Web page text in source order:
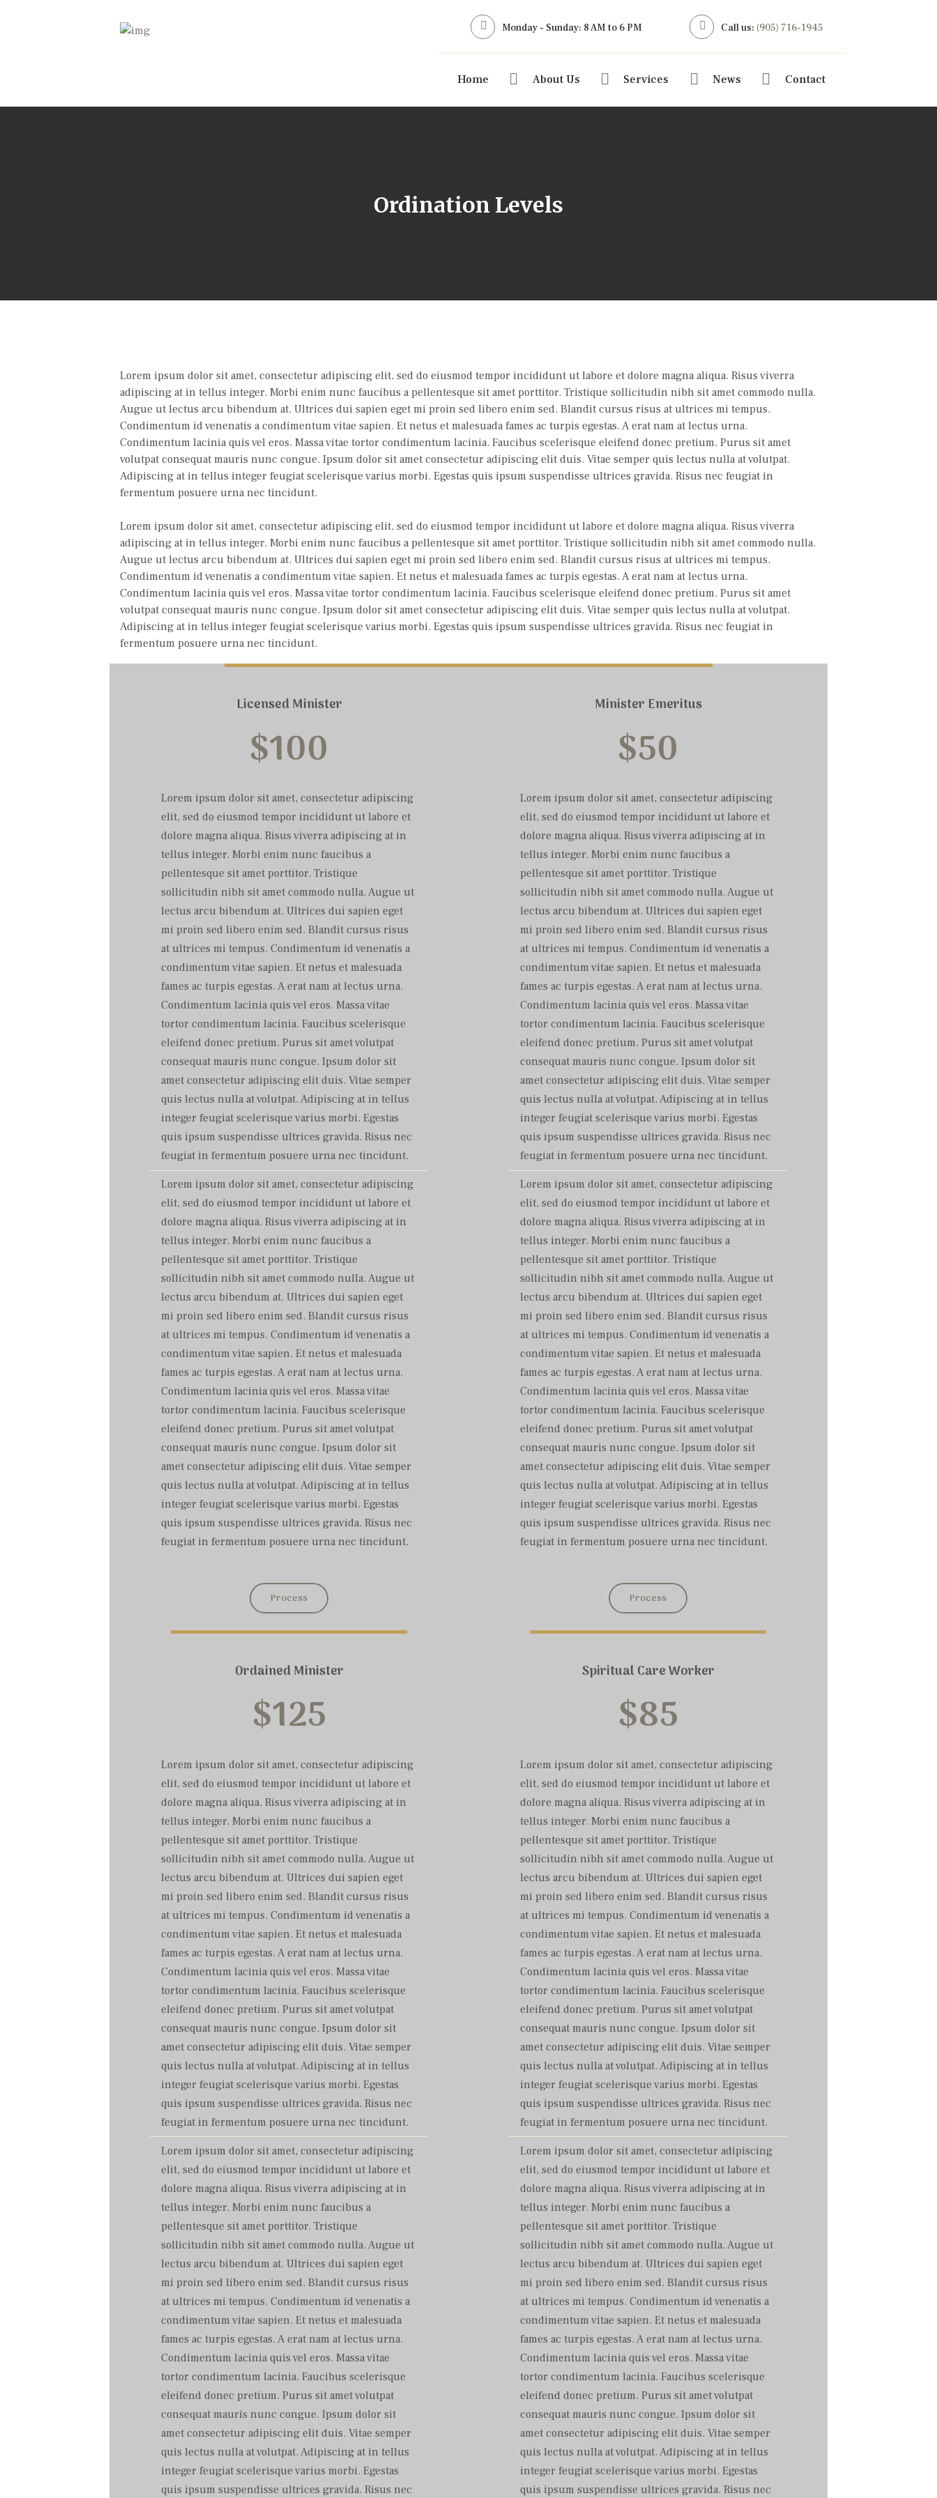
Call us: (905) 716-1945
Monday - Sunday: 8 AM to 6 PM
Home About Us Services News Contact
Ordination Levels
Lorem ipsum dolor sit amet, consectetur adipiscing elit, sed do eiusmod tempor incididunt ut labore et dolore magna aliqua. Risus viverra
adipiscing at in tellus integer. Morbi enim nunc faucibus a pellentesque sit amet porttitor. Tristique sollicitudin nibh sit amet commodo nulla.
Augue ut lectus arcu bibendum at. Ultrices dui sapien eget mi proin sed libero enim sed. Blandit cursus risus at ultrices mi tempus.
Condimentum id venenatis a condimentum vitae sapien. Et netus et malesuada fames ac turpis egestas. A erat nam at lectus urna.
Condimentum lacinia quis vel eros. Massa vitae tortor condimentum lacinia. Faucibus scelerisque eleifend donec pretium. Purus sit amet
volutpat consequat mauris nunc congue. Ipsum dolor sit amet consectetur adipiscing elit duis. Vitae semper quis lectus nulla at volutpat.
Adipiscing at in tellus integer feugiat scelerisque varius morbi. Egestas quis ipsum suspendisse ultrices gravida. Risus nec feugiat in
fermentum posuere urna nec tincidunt.
Lorem ipsum dolor sit amet, consectetur adipiscing elit, sed do eiusmod tempor incididunt ut labore et dolore magna aliqua. Risus viverra
adipiscing at in tellus integer. Morbi enim nunc faucibus a pellentesque sit amet porttitor. Tristique sollicitudin nibh sit amet commodo nulla.
Augue ut lectus arcu bibendum at. Ultrices dui sapien eget mi proin sed libero enim sed. Blandit cursus risus at ultrices mi tempus.
Condimentum id venenatis a condimentum vitae sapien. Et netus et malesuada fames ac turpis egestas. A erat nam at lectus urna.
Condimentum lacinia quis vel eros. Massa vitae tortor condimentum lacinia. Faucibus scelerisque eleifend donec pretium. Purus sit amet
volutpat consequat mauris nunc congue. Ipsum dolor sit amet consectetur adipiscing elit duis. Vitae semper quis lectus nulla at volutpat.
Adipiscing at in tellus integer feugiat scelerisque varius morbi. Egestas quis ipsum suspendisse ultrices gravida. Risus nec feugiat in
fermentum posuere urna nec tincidunt.
Licensed Minister
$100
Lorem ipsum dolor sit amet, consectetur adipiscing
elit, sed do eiusmod tempor incididunt ut labore et
dolore magna aliqua. Risus viverra adipiscing at in
tellus integer. Morbi enim nunc faucibus a
pellentesque sit amet porttitor. Tristique
sollicitudin nibh sit amet commodo nulla. Augue ut
lectus arcu bibendum at. Ultrices dui sapien eget
mi proin sed libero enim sed. Blandit cursus risus
at ultrices mi tempus. Condimentum id venenatis a
condimentum vitae sapien. Et netus et malesuada
fames ac turpis egestas. A erat nam at lectus urna.
Condimentum lacinia quis vel eros. Massa vitae
tortor condimentum lacinia. Faucibus scelerisque
eleifend donec pretium. Purus sit amet volutpat
consequat mauris nunc congue. Ipsum dolor sit
amet consectetur adipiscing elit duis. Vitae semper
quis lectus nulla at volutpat. Adipiscing at in tellus
integer feugiat scelerisque varius morbi. Egestas
quis ipsum suspendisse ultrices gravida. Risus nec
feugiat in fermentum posuere urna nec tincidunt.
Lorem ipsum dolor sit amet, consectetur adipiscing
elit, sed do eiusmod tempor incididunt ut labore et
dolore magna aliqua. Risus viverra adipiscing at in
tellus integer. Morbi enim nunc faucibus a
pellentesque sit amet porttitor. Tristique
sollicitudin nibh sit amet commodo nulla. Augue ut
lectus arcu bibendum at. Ultrices dui sapien eget
mi proin sed libero enim sed. Blandit cursus risus
at ultrices mi tempus. Condimentum id venenatis a
condimentum vitae sapien. Et netus et malesuada
fames ac turpis egestas. A erat nam at lectus urna.
Condimentum lacinia quis vel eros. Massa vitae
tortor condimentum lacinia. Faucibus scelerisque
eleifend donec pretium. Purus sit amet volutpat
consequat mauris nunc congue. Ipsum dolor sit
amet consectetur adipiscing elit duis. Vitae semper
quis lectus nulla at volutpat. Adipiscing at in tellus
integer feugiat scelerisque varius morbi. Egestas
quis ipsum suspendisse ultrices gravida. Risus nec
feugiat in fermentum posuere urna nec tincidunt.
Process
Ordained Minister
$125
Lorem ipsum dolor sit amet, consectetur adipiscing
elit, sed do eiusmod tempor incididunt ut labore et
dolore magna aliqua. Risus viverra adipiscing at in
tellus integer. Morbi enim nunc faucibus a
pellentesque sit amet porttitor. Tristique
sollicitudin nibh sit amet commodo nulla. Augue ut
lectus arcu bibendum at. Ultrices dui sapien eget
mi proin sed libero enim sed. Blandit cursus risus
at ultrices mi tempus. Condimentum id venenatis a
condimentum vitae sapien. Et netus et malesuada
fames ac turpis egestas. A erat nam at lectus urna.
Condimentum lacinia quis vel eros. Massa vitae
tortor condimentum lacinia. Faucibus scelerisque
eleifend donec pretium. Purus sit amet volutpat
consequat mauris nunc congue. Ipsum dolor sit
amet consectetur adipiscing elit duis. Vitae semper
quis lectus nulla at volutpat. Adipiscing at in tellus
integer feugiat scelerisque varius morbi. Egestas
quis ipsum suspendisse ultrices gravida. Risus nec
feugiat in fermentum posuere urna nec tincidunt.
Lorem ipsum dolor sit amet, consectetur adipiscing
elit, sed do eiusmod tempor incididunt ut labore et
dolore magna aliqua. Risus viverra adipiscing at in
tellus integer. Morbi enim nunc faucibus a
pellentesque sit amet porttitor. Tristique
sollicitudin nibh sit amet commodo nulla. Augue ut
lectus arcu bibendum at. Ultrices dui sapien eget
mi proin sed libero enim sed. Blandit cursus risus
at ultrices mi tempus. Condimentum id venenatis a
condimentum vitae sapien. Et netus et malesuada
fames ac turpis egestas. A erat nam at lectus urna.
Condimentum lacinia quis vel eros. Massa vitae
tortor condimentum lacinia. Faucibus scelerisque
eleifend donec pretium. Purus sit amet volutpat
consequat mauris nunc congue. Ipsum dolor sit
amet consectetur adipiscing elit duis. Vitae semper
quis lectus nulla at volutpat. Adipiscing at in tellus
integer feugiat scelerisque varius morbi. Egestas
quis ipsum suspendisse ultrices gravida. Risus nec
Minister Emeritus
$50
Lorem ipsum dolor sit amet, consectetur adipiscing
elit, sed do eiusmod tempor incididunt ut labore et
dolore magna aliqua. Risus viverra adipiscing at in
tellus integer. Morbi enim nunc faucibus a
pellentesque sit amet porttitor. Tristique
sollicitudin nibh sit amet commodo nulla. Augue ut
lectus arcu bibendum at. Ultrices dui sapien eget
mi proin sed libero enim sed. Blandit cursus risus
at ultrices mi tempus. Condimentum id venenatis a
condimentum vitae sapien. Et netus et malesuada
fames ac turpis egestas. A erat nam at lectus urna.
Condimentum lacinia quis vel eros. Massa vitae
tortor condimentum lacinia. Faucibus scelerisque
eleifend donec pretium. Purus sit amet volutpat
consequat mauris nunc congue. Ipsum dolor sit
amet consectetur adipiscing elit duis. Vitae semper
quis lectus nulla at volutpat. Adipiscing at in tellus
integer feugiat scelerisque varius morbi. Egestas
quis ipsum suspendisse ultrices gravida. Risus nec
feugiat in fermentum posuere urna nec tincidunt.
Lorem ipsum dolor sit amet, consectetur adipiscing
elit, sed do eiusmod tempor incididunt ut labore et
dolore magna aliqua. Risus viverra adipiscing at in
tellus integer. Morbi enim nunc faucibus a
pellentesque sit amet porttitor. Tristique
sollicitudin nibh sit amet commodo nulla. Augue ut
lectus arcu bibendum at. Ultrices dui sapien eget
mi proin sed libero enim sed. Blandit cursus risus
at ultrices mi tempus. Condimentum id venenatis a
condimentum vitae sapien. Et netus et malesuada
fames ac turpis egestas. A erat nam at lectus urna.
Condimentum lacinia quis vel eros. Massa vitae
tortor condimentum lacinia. Faucibus scelerisque
eleifend donec pretium. Purus sit amet volutpat
consequat mauris nunc congue. Ipsum dolor sit
amet consectetur adipiscing elit duis. Vitae semper
quis lectus nulla at volutpat. Adipiscing at in tellus
integer feugiat scelerisque varius morbi. Egestas
quis ipsum suspendisse ultrices gravida. Risus nec
feugiat in fermentum posuere urna nec tincidunt.
Process
Spiritual Care Worker
$85
Lorem ipsum dolor sit amet, consectetur adipiscing
elit, sed do eiusmod tempor incididunt ut labore et
dolore magna aliqua. Risus viverra adipiscing at in
tellus integer. Morbi enim nunc faucibus a
pellentesque sit amet porttitor. Tristique
sollicitudin nibh sit amet commodo nulla. Augue ut
lectus arcu bibendum at. Ultrices dui sapien eget
mi proin sed libero enim sed. Blandit cursus risus
at ultrices mi tempus. Condimentum id venenatis a
condimentum vitae sapien. Et netus et malesuada
fames ac turpis egestas. A erat nam at lectus urna.
Condimentum lacinia quis vel eros. Massa vitae
tortor condimentum lacinia. Faucibus scelerisque
eleifend donec pretium. Purus sit amet volutpat
consequat mauris nunc congue. Ipsum dolor sit
amet consectetur adipiscing elit duis. Vitae semper
quis lectus nulla at volutpat. Adipiscing at in tellus
integer feugiat scelerisque varius morbi. Egestas
quis ipsum suspendisse ultrices gravida. Risus nec
feugiat in fermentum posuere urna nec tincidunt.
Lorem ipsum dolor sit amet, consectetur adipiscing
elit, sed do eiusmod tempor incididunt ut labore et
dolore magna aliqua. Risus viverra adipiscing at in
tellus integer. Morbi enim nunc faucibus a
pellentesque sit amet porttitor. Tristique
sollicitudin nibh sit amet commodo nulla. Augue ut
lectus arcu bibendum at. Ultrices dui sapien eget
mi proin sed libero enim sed. Blandit cursus risus
at ultrices mi tempus. Condimentum id venenatis a
condimentum vitae sapien. Et netus et malesuada
fames ac turpis egestas. A erat nam at lectus urna.
Condimentum lacinia quis vel eros. Massa vitae
tortor condimentum lacinia. Faucibus scelerisque
eleifend donec pretium. Purus sit amet volutpat
consequat mauris nunc congue. Ipsum dolor sit
amet consectetur adipiscing elit duis. Vitae semper
quis lectus nulla at volutpat. Adipiscing at in tellus
integer feugiat scelerisque varius morbi. Egestas
quis ipsum suspendisse ultrices gravida. Risus nec